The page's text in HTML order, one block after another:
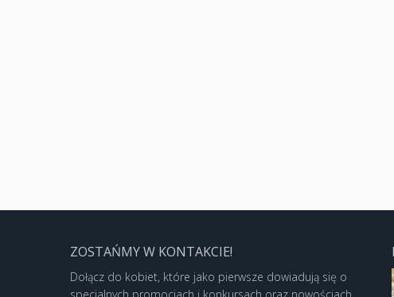
ZOSTAŃMY W KONTAKCIE!
Dołącz do kobiet, które jako pierwsze dowiadują się o